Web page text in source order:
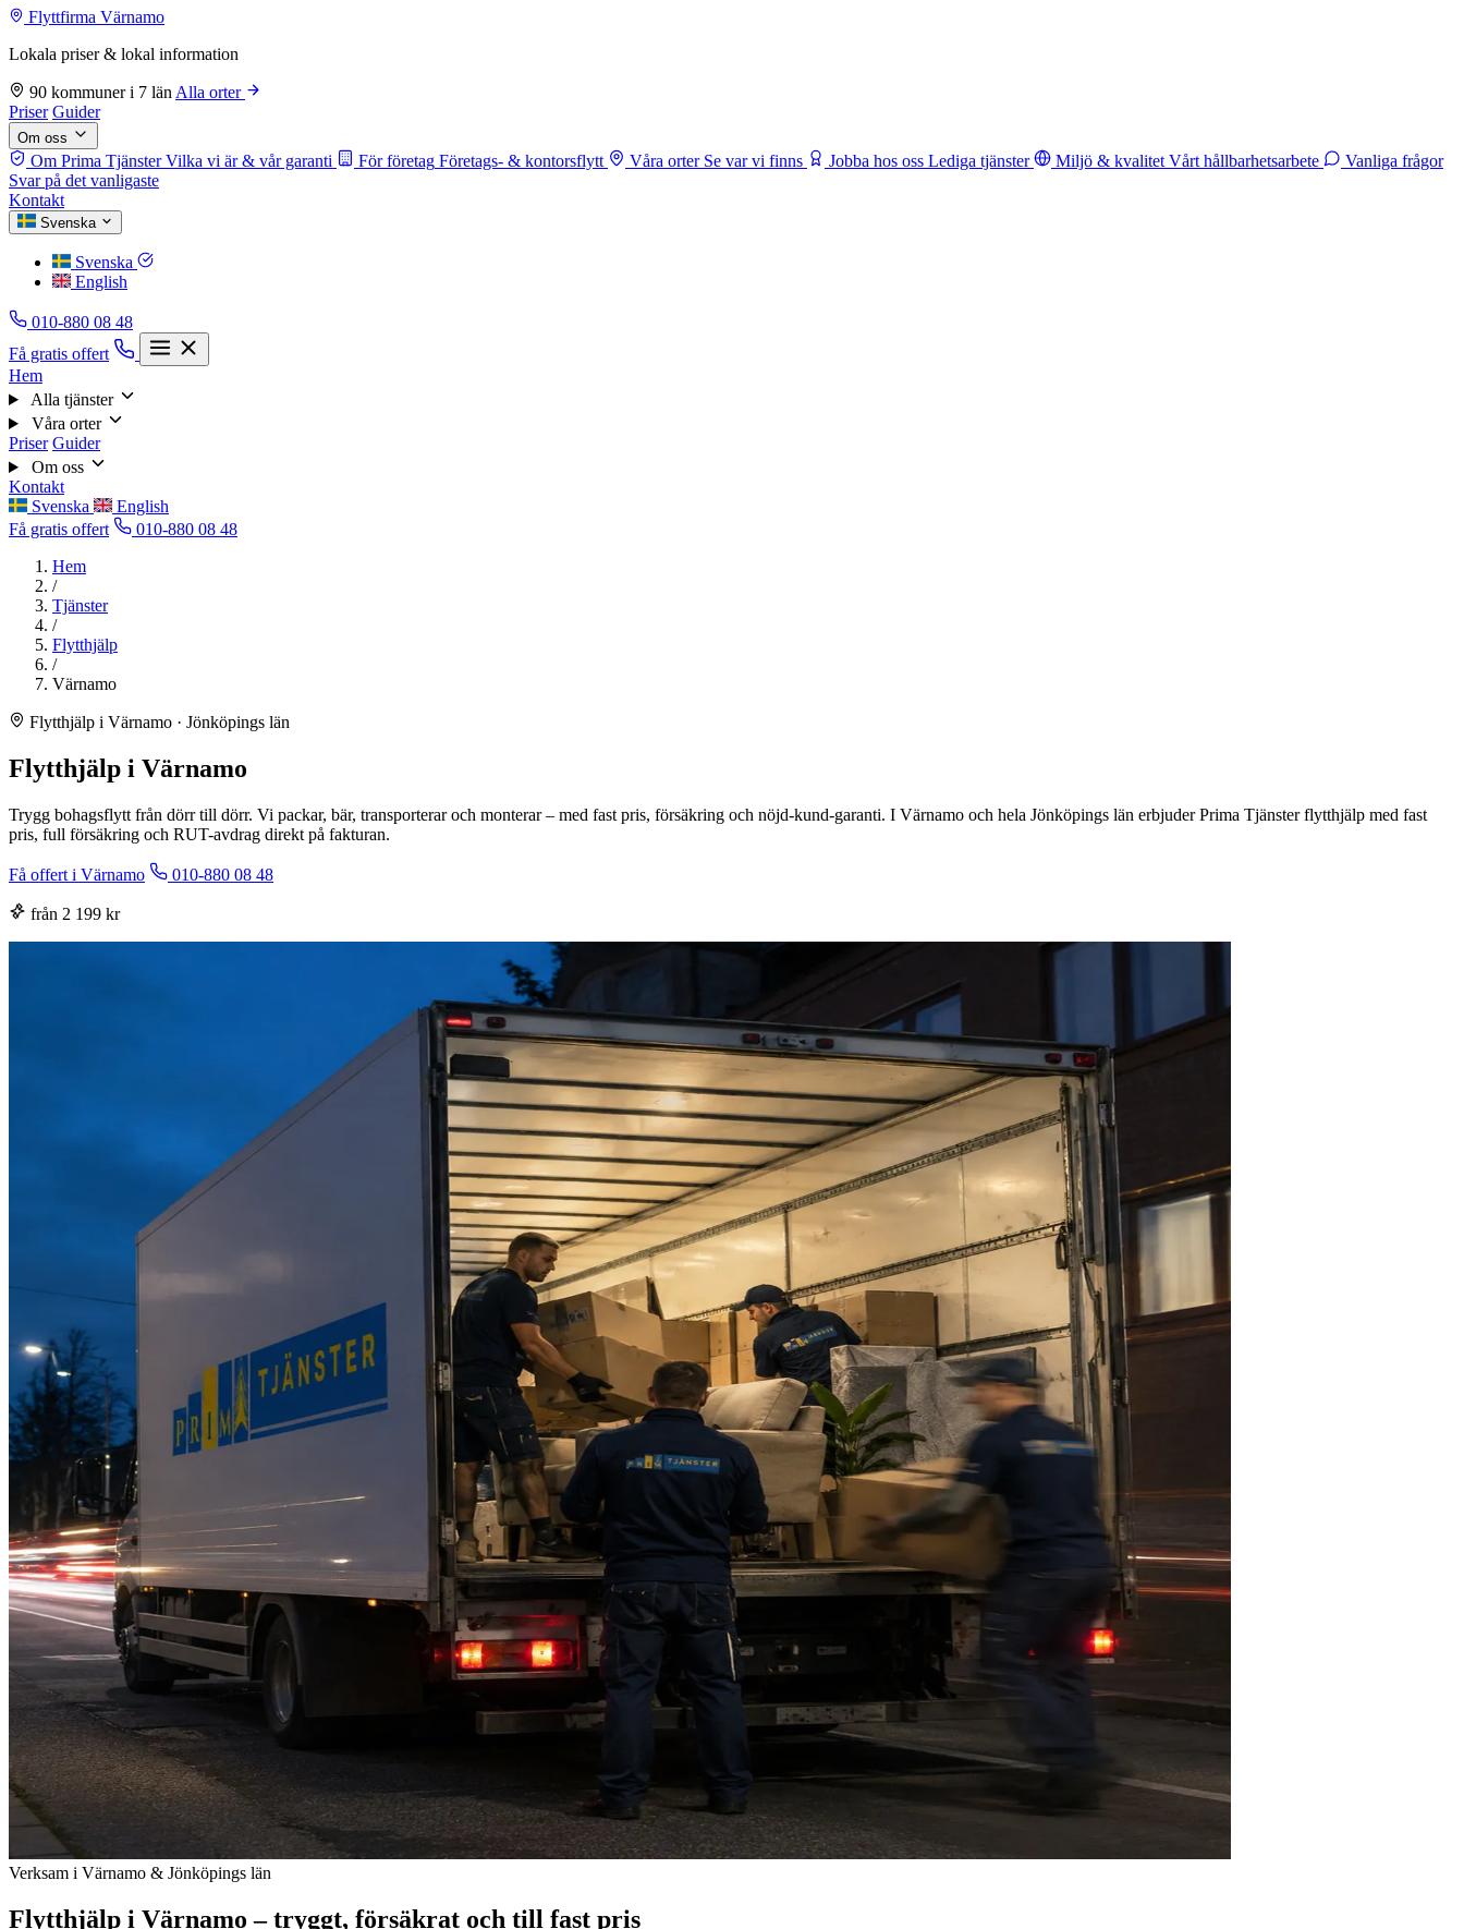
Flyttfirma Värnamo
Lokala priser & lokal information
90 kommuner i 7 län Alla orter
Priser Guider
Om oss
Om Prima Tjänster Vilka vi är & vår garanti För företag Företags- & kontorsflytt Våra orter Se var vi finns Jobba hos oss Lediga tjänster Miljö & kvalitet Vårt hållbarhetsarbete
Vanliga frågor
Svar på det vanligaste
Kontakt
Svenska
Svenska
English
010-880 08 48
Få gratis offert
Hem
Alla tjänster
Våra orter
Priser Guider
Om oss
Kontakt
Svenska
English
Få gratis offert
010-880 08 48
Hem
/
Tjänster
/
Flytthjälp
/
Värnamo
Flytthjälp i Värnamo · Jönköpings län
Flytthjälp i Värnamo
Trygg bohagsflytt från dörr till dörr. Vi packar, bär, transporterar och monterar – med fast pris, försäkring och nöjd-kund-garanti. I Värnamo och hela Jönköpings län erbjuder Prima Tjänster flytthjälp med fast
pris, full försäkring och RUT-avdrag direkt på fakturan.
Få offert i Värnamo 010-880 08 48
från 2 199 kr
Verksam i Värnamo & Jönköpings län
Flytthjälp i Värnamo – tryggt, försäkrat och till fast pris